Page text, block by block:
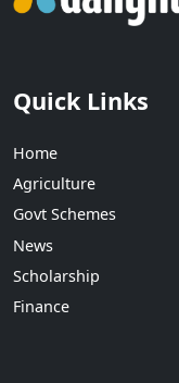
Quick Links
Home
Agriculture
Govt Schemes
News
Scholarship
Finance